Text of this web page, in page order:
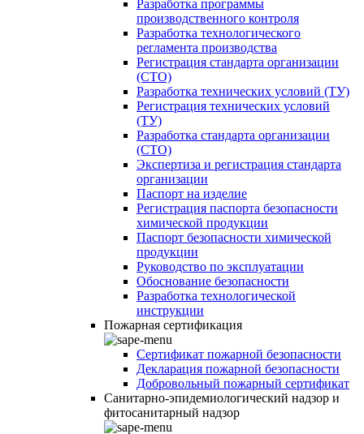
Разработка программы
производственного контроля
Разработка технологического
регламента производства
Регистрация стандарта организации
(СТО)
Разработка технических условий (ТУ)
Регистрация технических условий
(ТУ)
Разработка стандарта организации
(СТО)
Экспертиза и регистрация стандарта
организации
Паспорт на изделие
Регистрация паспорта безопасности
химической продукции
Паспорт безопасности химической
продукции
Руководство по эксплуатации
Обоснование безопасности
Разработка технологической
инструкции
Пожарная сертификация
Сертификат пожарной безопасности
Декларация пожарной безопасности
Добровольный пожарный сертификат
Санитарно-эпидемиологический надзор и
фитосанитарный надзор